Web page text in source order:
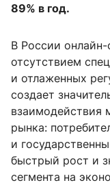
89% в год.
В России онлайн-
отсутствием
и отлаженных
создает
взаимодействия
рынка:
и
быстрый рост и
сегмента на